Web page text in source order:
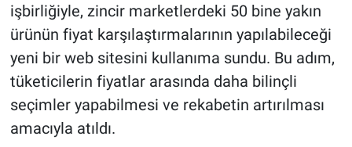
işbirliğiyle, zincir marketlerdeki 50 bine yakın
ürünün fiyat karşılaştırmalarının yapılabileceği
yeni bir web sitesini kullanıma sundu. Bu adım,
tüketicilerin fiyatlar arasında daha bilinçli
seçimler yapabilmesi ve rekabetin artırılması
amacıyla atıldı.